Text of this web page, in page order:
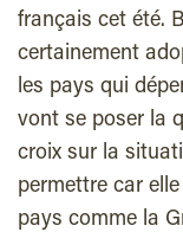
français cet été.
certainement
les pays qui
vont se poser la
croix sur la
permettre car
pays comme la